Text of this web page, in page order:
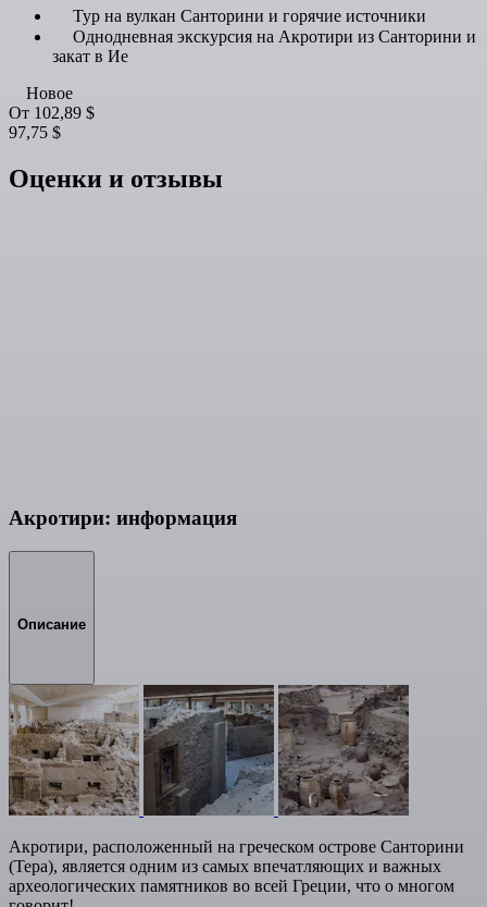
Тур на вулкан Санторини и горячие источники
Однодневная экскурсия на Акротири из Санторини и
закат в Ие
Новое
От 102,89 $
97,75 $
Оценки и отзывы
Акротири: информация
Описание
Акротири, расположенный на греческом острове Санторини
(Тера), является одним из самых впечатляющих и важных
археологических памятников во всей Греции, что о многом